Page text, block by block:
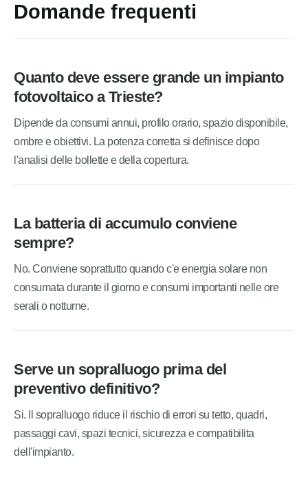
Domande frequenti
Quanto deve essere grande un impianto
fotovoltaico a Trieste?
Dipende da consumi annui, profilo orario, spazio disponibile,
ombre e obiettivi. La potenza corretta si definisce dopo
l'analisi delle bollette e della copertura.
La batteria di accumulo conviene
sempre?
No. Conviene soprattutto quando c'e energia solare non
consumata durante il giorno e consumi importanti nelle ore
serali o notturne.
Serve un sopralluogo prima del
preventivo definitivo?
Si. Il sopralluogo riduce il rischio di errori su tetto, quadri,
passaggi cavi, spazi tecnici, sicurezza e compatibilita
dell'impianto.